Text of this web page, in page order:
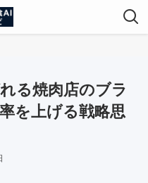
る焼肉店のブラ
を上げる戦略思